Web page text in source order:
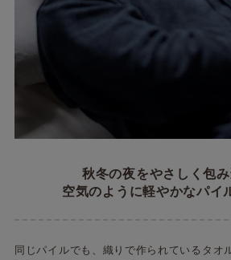
秋冬の夜をやさしく包み
空気のように軽やかなパイ
同じパイルでも、織りで作られているタオ